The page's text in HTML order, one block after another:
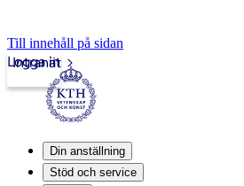
Till innehåll på sidan
Intranät
Logga in
Din anställning
Stöd och service